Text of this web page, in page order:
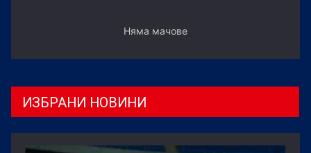
Няма мачове
ИЗБРАНИ НОВИНИ